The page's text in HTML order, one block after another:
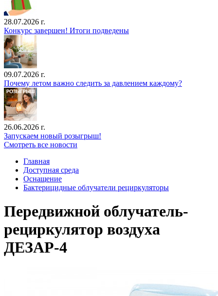
28.07.2026 г.
Конкурс завершен! Итоги подведены
09.07.2026 г.
Почему летом важно следить за давлением каждому?
26.06.2026 г.
Запускаем новый розыгрыш!
Смотреть все новости
Главная
Доступная среда
Оснащение
Бактерицидные облучатели рециркуляторы
Передвижной облучатель-
рециркулятор воздуха
ДЕЗАР-4